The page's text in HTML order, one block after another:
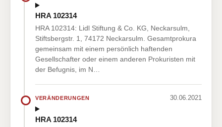
HRA 102314
HRA 102314: Lidl Stiftung & Co. KG, Neckarsulm,
Stiftsbergstr. 1, 74172 Neckarsulm. Gesamtprokura
gemeinsam mit einem persönlich haftenden
Gesellschafter oder einem anderen Prokuristen mit
der Befugnis, im N…
VERÄNDERUNGEN 30.06.2021
HRA 102314